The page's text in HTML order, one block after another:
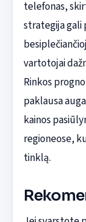
telefonas,
strategija gali
vartotojai
Rinkos
paklausa
kainos
regioneose,
tinklą.